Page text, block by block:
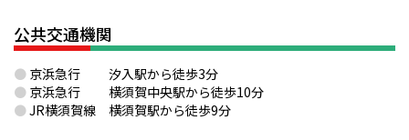
公共交通機関
● 京浜急行 汐入駅から徒歩3分
● 京浜急行 横須賀中央駅から徒歩10分
●JR横須賀線 横須賀駅から徒歩9分